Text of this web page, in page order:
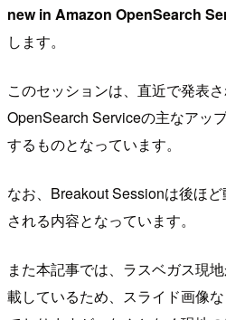
new in Amazon OpenSearch
します。
このセッションは、直近で発表
OpenSearch Serviceの主なアッ
するものとなっています。
なお、Breakout Sessionは後ほ
される内容となっています。
また本記事では、ラスベガス現
載しているため、スライド画像